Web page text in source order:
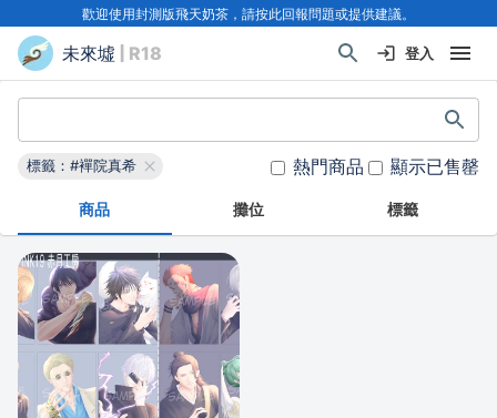
歡迎使用封測版飛天奶茶，請按此回報問題或提供建議。
未來墟 | R18 登入
標籤：#襌院真希 熱門商品 顯示已售罄
商品 攤位 標籤